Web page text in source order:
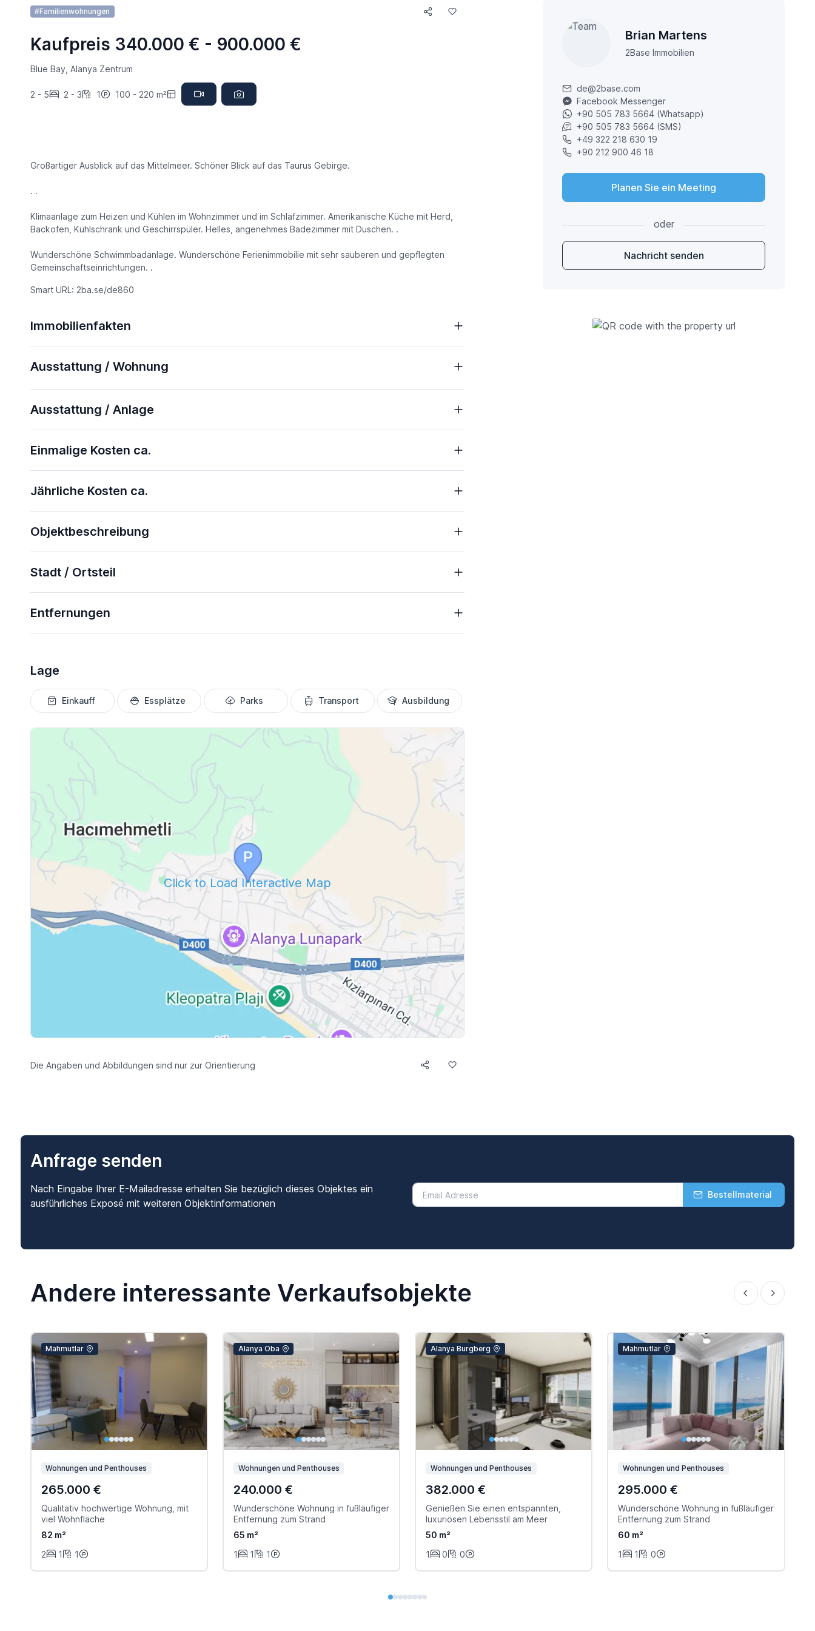
#Familienwohnungen
Kaufpreis 340.000 € - 900.000 €
Blue Bay, Alanya Zentrum
2 - 5 2 - 3 1 100 - 220 m²
Großartiger Ausblick auf das Mittelmeer. Schöner Blick auf das Taurus Gebirge.
. .
Klimaanlage zum Heizen und Kühlen im Wohnzimmer und im Schlafzimmer. Amerikanische Küche mit Herd,
Backofen, Kühlschrank und Geschirrspüler. Helles, angenehmes Badezimmer mit Duschen. .
Wunderschöne Schwimmbadanlage. Wunderschöne Ferienimmobilie mit sehr sauberen und gepflegten
Gemeinschaftseinrichtungen. .
Smart URL: 2ba.se/de860
Immobilienfakten
Ausstattung / Wohnung
Ausstattung / Anlage
Einmalige Kosten ca.
Jährliche Kosten ca.
Objektbeschreibung
Stadt / Ortsteil
Entfernungen
Lage
Einkauff Essplätze Parks Transport Ausbildung
Click to Load Interactive Map
Die Angaben und Abbildungen sind nur zur Orientierung
Brian Martens
2Base Immobilien
de@2base.com
Facebook Messenger
+90 505 783 5664 (Whatsapp)
+90 505 783 5664 (SMS)
+49 322 218 630 19
+90 212 900 46 18
Planen Sie ein Meeting
oder
Nachricht senden
Anfrage senden
Nach Eingabe Ihrer E-Mailadresse erhalten Sie bezüglich dieses Objektes ein
ausführliches Exposé mit weiteren Objektinformationen
Bestellmaterial
Andere interessante Verkaufsobjekte
Mahmutlar
Wohnungen und Penthouses
265.000 €
Qualitativ hochwertige Wohnung, mit
viel Wohnfläche
82 m²
2
1 1
Alanya Oba
Wohnungen und Penthouses
240.000 €
Wunderschöne Wohnung in fußläufiger
Entfernung zum Strand
65 m²
1
1 1
Alanya Burgberg
Wohnungen und Penthouses
382.000 €
Genießen Sie einen entspannten,
luxuriösen Lebensstil am Meer
50 m²
1
0 0
Mahmutlar
Wohnungen und Penthouses
295.000 €
Wunderschöne Wohnung in fußläufiger
Entfernung zum Strand
60 m²
1
1 0